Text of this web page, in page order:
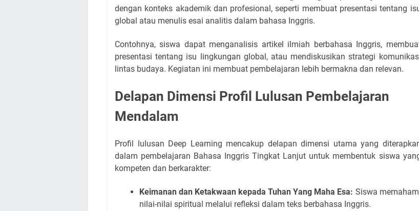
dengan konteks akademik dan profesional, seperti membuat presentasi tentang
global atau menulis esai analitis dalam bahasa Inggris.
Contohnya, siswa dapat menganalisis artikel ilmiah berbahasa Inggris,
presentasi tentang isu lingkungan global, atau mendiskusikan strategi
lintas budaya. Kegiatan ini membuat pembelajaran lebih bermakna dan relevan.
Delapan Dimensi Profil Lulusan Pembelajaran
Mendalam
Profil lulusan Deep Learning mencakup delapan dimensi utama yang
dalam pembelajaran Bahasa Inggris Tingkat Lanjut untuk membentuk siswa
kompeten dan berkarakter:
Keimanan dan Ketakwaan kepada Tuhan Yang Maha Esa: Siswa
nilai-nilai spiritual melalui refleksi dalam teks berbahasa Inggris.